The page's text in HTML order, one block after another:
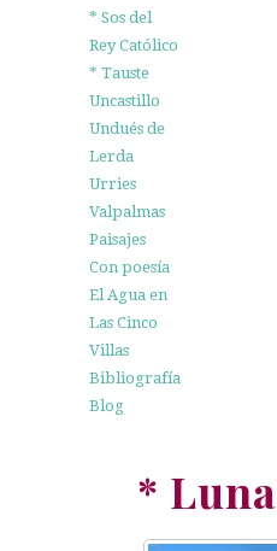
* Sos del
Rey Católico
* Tauste
Uncastillo
Undués de
Lerda
Urries
Valpalmas
Paisajes
Con poesía
El Agua en
Las Cinco
Villas
Bibliografía
Blog
* Luna